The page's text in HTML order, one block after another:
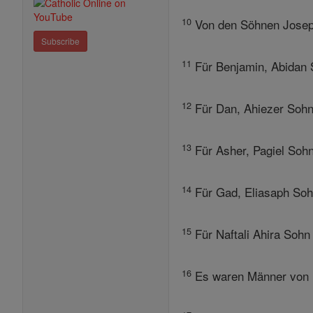
Subscribe
10 Von den Söhnen
11 Für Benjamin, Abidan
12 Für Dan, Ahiezer
13 Für Asher, Pagiel
14 Für Gad, Eliasaph
15 Für Naftali Ahira
16 Es waren Männer